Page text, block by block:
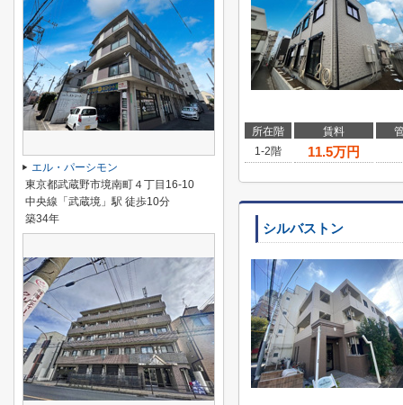
所在階 賃料
1-2階
11.5万円
シルバストン
エル・パーシモン
東京都武蔵野市境南町４丁目16-10
中央線「武蔵境」駅 徒歩10分
築34年